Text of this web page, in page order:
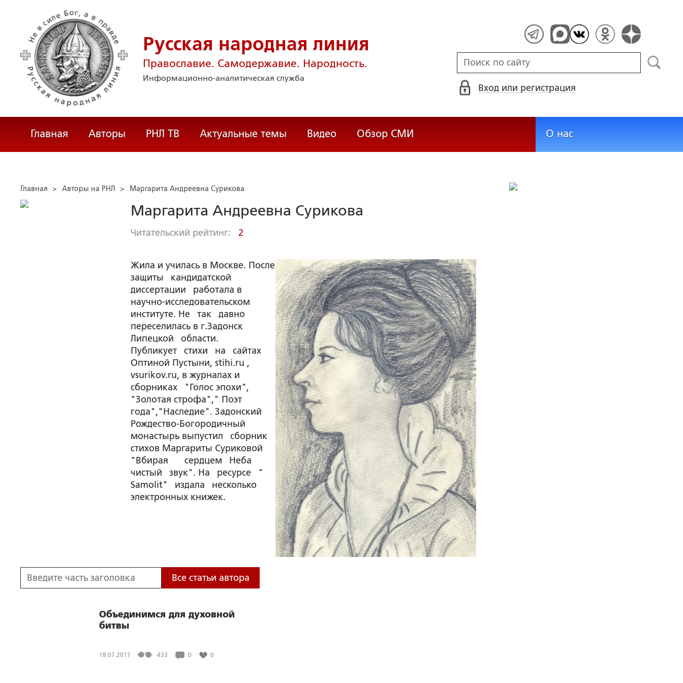
Русская народная линия
Православие. Самодержавие. Народность.
Информационно-аналитическая служба
Вход или регистрация
Главная Авторы РНЛ ТВ Актуальные темы Видео Обзор СМИ О нас
Главная > Авторы на РНЛ > Маргарита Андреевна Сурикова
Маргарита Андреевна Сурикова
Читательский рейтинг: 2
Жила и училась в Москве. После
защиты кандидатской
диссертации работала в
научно-исследовательском
институте. Не так давно
переселилась в г.Задонск
Липецкой области.
Публикует стихи на сайтах
Оптиной Пустыни, stihi.ru ,
vsurikov.ru, в журналах и
сборниках "Голос эпохи",
"Золотая строфа"," Поэт
года","Наследие". Задонский
Рождество-Богородичный
монастырь выпустил сборник
стихов Маргариты Суриковой
"Вбирая сердцем Неба
чистый звук". На ресурсе "
Samolit" издала несколько
электронных книжек.
Все статьи автора
Объединимся для духовной
битвы
18.07.2017 433 0 0